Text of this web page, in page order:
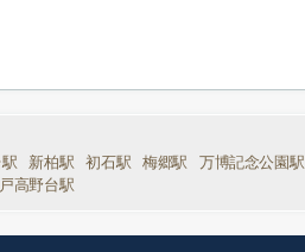
新柏駅 初石駅 梅郷駅 万博記念公園駅
高野台駅